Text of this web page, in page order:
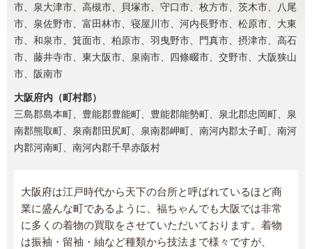
市、泉大津市、高槻市、貝塚市、守口市、枚方市、茨木市、八尾
市、泉佐野市、富田林市、寝屋川市、河内長野市、松原市、大東
市、和泉市、箕面市、柏原市、羽曳野市、門真市、摂津市、高石
市、藤井寺市、東大阪市、泉南市、四條畷市、交野市、大阪狭山
市、阪南市
大阪府内（町村郡）
三島郡島本町、豊能郡豊能町、豊能郡能勢町、泉北郡忠岡町、泉
南郡熊取町、泉南郡田尻町、泉南郡岬町、南河内郡太子町、南河
内郡河南町、南河内郡千早赤阪村
大阪府は江戸時代から天下の台所と呼ばれているほど商
業に盛んな町であるように、福ちゃんでも大阪では非常
に多くの着物の買取をさせていただいております。着物
は振袖・留袖・紬など種類から技法まで様々ですが、